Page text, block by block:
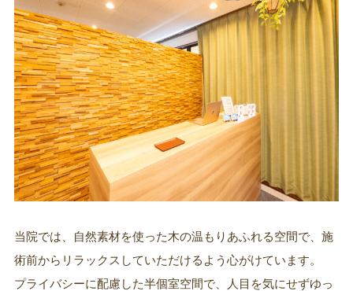
当院では、自然素材を使った木の温もりあふれる空間で、施
術前からリラックスしていただけるよう心がけています。
プライバシーに配慮した半個室空間で、人目を気にせずゆっ